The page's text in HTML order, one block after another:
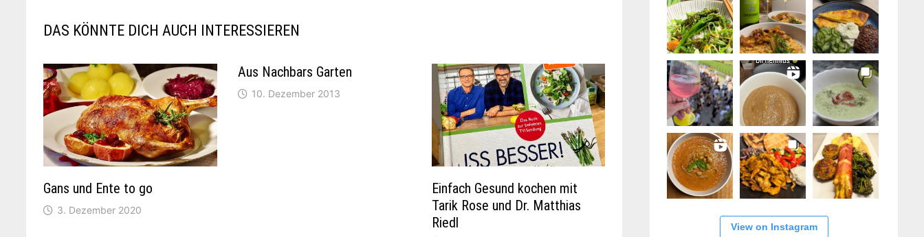
DAS KÖNNTE DICH AUCH INTERESSIEREN
Gans und Ente to go
3. Dezember 2020
Aus Nachbars Garten
10. Dezember 2013
Einfach Gesund kochen mit
Tarik Rose und Dr. Matthias
Riedl
View on Instagram